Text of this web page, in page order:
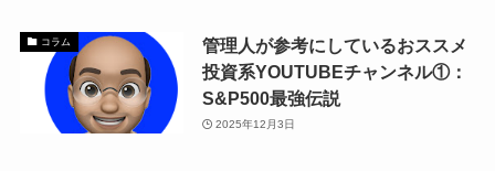
コラム
管理人が参考にしているおススメ
投資系YOUTUBEチャンネル①：
S&P500最強伝説
2025年12月3日